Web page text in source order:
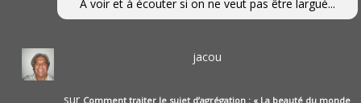
A voir et à écouter si on ne veut pas être largué...
jacou
sur Comment traiter le sujet d’agrégation : « La beauté du monde